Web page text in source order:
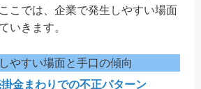
こでは、企業で発生しやすい場面
いきます。
やすい場面と手口の傾向
金まわりでの不正パターン